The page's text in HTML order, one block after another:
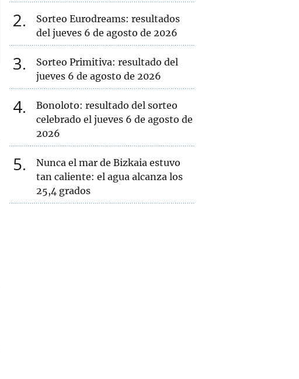
2
Sorteo Eurodreams: resultados
del jueves 6 de agosto de 2026
3
Sorteo Primitiva: resultado del
jueves 6 de agosto de 2026
4
Bonoloto: resultado del sorteo
celebrado el jueves 6 de agosto de
2026
5
Nunca el mar de Bizkaia estuvo
tan caliente: el agua alcanza los
25,4 grados